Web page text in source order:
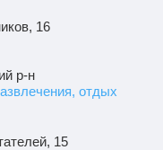
16
р-н
отдых
15